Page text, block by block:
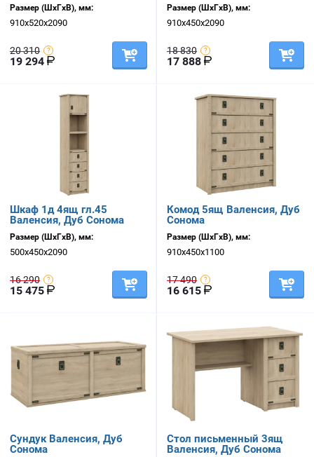
Размер (ШхГхВ), мм:
910х520х2090
20 310
19 294
Размер (ШхГхВ), мм:
910х450х2090
18 830
17 888
Шкаф 1д 4ящ гл.45
Валенсия, Дуб Сонома
Размер (ШхГхВ), мм:
500х450х2090
16 290
15 475
Комод 5ящ Валенсия, Дуб
Сонома
Размер (ШхГхВ), мм:
910х450х1100
17 490
16 615
Сундук Валенсия, Дуб
Сонома
Стол письменный 3ящ
Валенсия, Дуб Сонома